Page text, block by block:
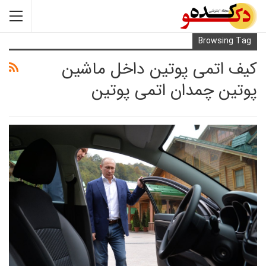
پوتین داخل ماشین
چمدان اتمی پوتین